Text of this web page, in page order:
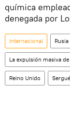
química
denegada por
Internacional Rusia
La expulsión masiva
Reino Unido